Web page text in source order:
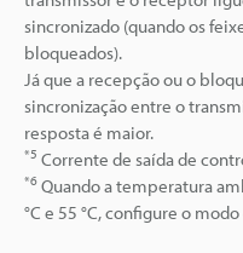
sincronizado (quando os
bloqueados).
Já que a recepção ou o
sincronização entre o
resposta é maior.
*5 Corrente de saída de
*6 Quando a temperatura
°C e 55 °C, configure o